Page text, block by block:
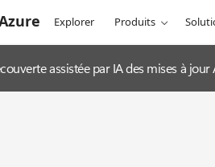
Explorer Produits
assistée par IA des mises à